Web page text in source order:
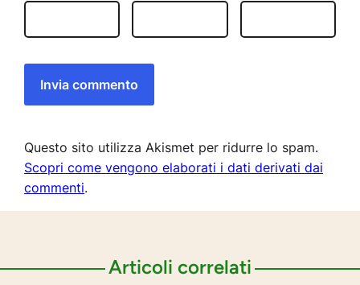
Questo sito utilizza Akismet per ridurre lo spam.
Scopri come vengono elaborati i dati derivati dai
commenti.
Articoli correlati